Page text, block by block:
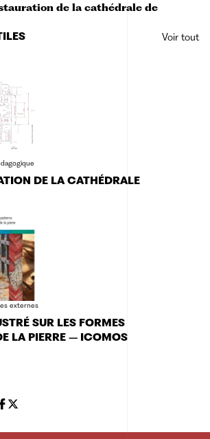
de la cathédrale de
Voir tout
DE LA CATHÉDRALE
externes
SUR LES FORMES
LA PIERRE – ICOMOS